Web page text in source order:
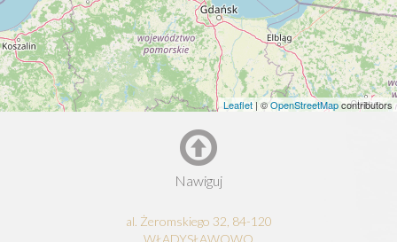
Leaflet | ©OpenStreetMapcontributors
Nawiguj
al. Żeromskiego 32, 84-120